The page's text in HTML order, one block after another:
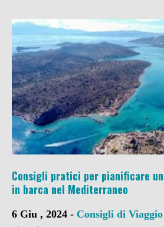
Consigli pratici per pianificare
in barca nel Mediterraneo
6 Giu , 2024 - Consigli di Viaggio